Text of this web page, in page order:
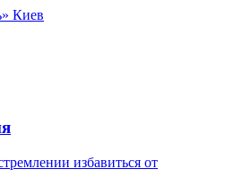
Киев
избавиться от